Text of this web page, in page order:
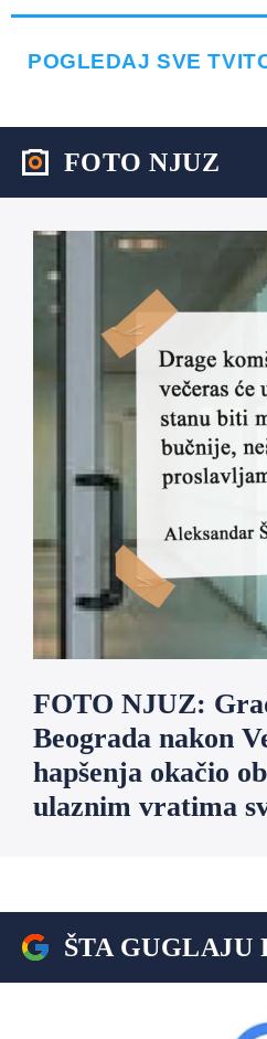
POGLEDAJ SVE
FOTO NJUZ
FOTO NJUZ:
Beograda nakon
hapšenja okačio
ulaznim vratima
ŠTA GUGLAJU